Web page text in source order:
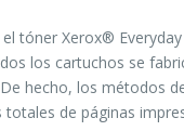
tóner Xerox®
los cartuchos se
hecho, los métodos
de páginas